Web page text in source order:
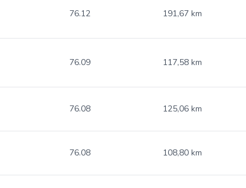
76.12 191,67 km
76.09 117,58 km
76.08 125,06 km
76.08 108,80 km